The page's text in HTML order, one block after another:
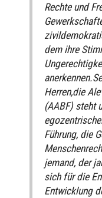
Rechte und
dem ihre
Herren,die
(AABF) steht
Führung, die
jemand, der
sich für die
Entwicklung